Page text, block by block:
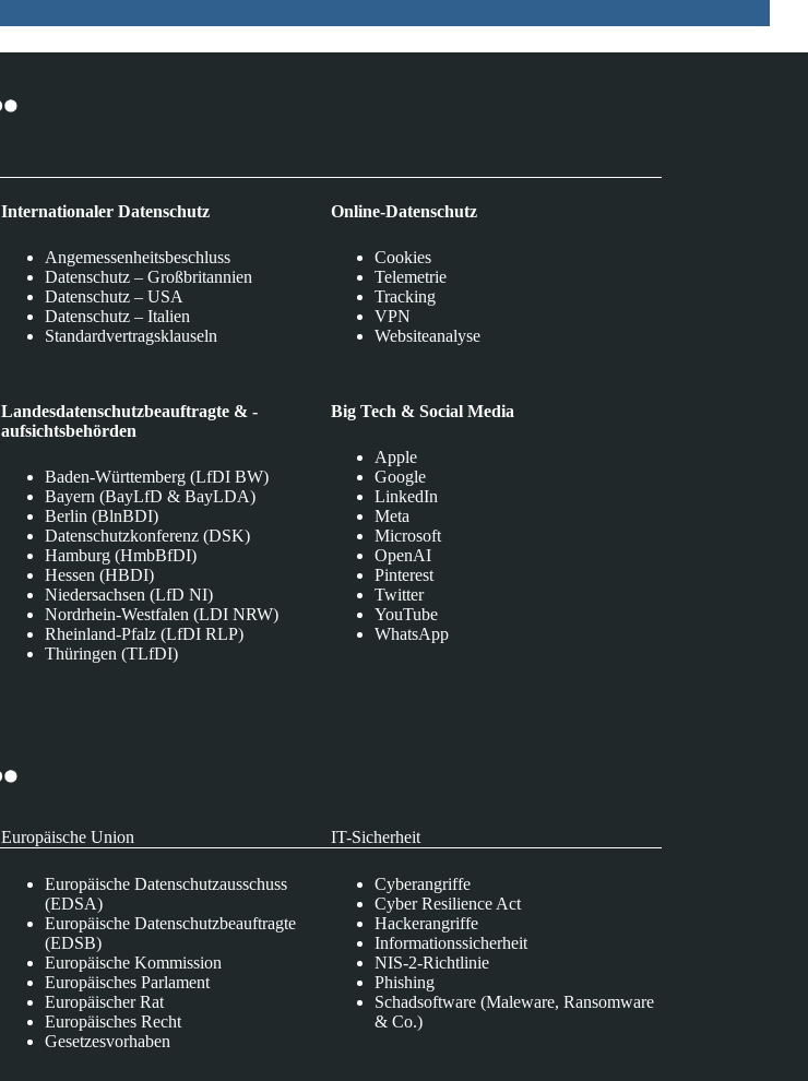
Internationaler Datenschutz
Angemessenheitsbeschluss
Datenschutz – Großbritannien
Datenschutz – USA
Datenschutz – Italien
Standardvertragsklauseln
Landesdatenschutzbeauftragte & -
aufsichtsbehörden
Baden-Württemberg (LfDI BW)
Bayern (BayLfD & BayLDA)
Berlin (BlnBDI)
Datenschutzkonferenz (DSK)
Hamburg (HmbBfDI)
Hessen (HBDI)
Niedersachsen (LfD NI)
Nordrhein-Westfalen (LDI NRW)
Rheinland-Pfalz (LfDI RLP)
Thüringen (TLfDI)
Online-Datenschutz
Cookies
Telemetrie
Tracking
VPN
Websiteanalyse
Big Tech & Social Media
Apple
Google
LinkedIn
Meta
Microsoft
OpenAI
Pinterest
Twitter
YouTube
WhatsApp
Europäische Union
Europäische Datenschutzausschuss
(EDSA)
Europäische Datenschutzbeauftragte
(EDSB)
Europäische Kommission
Europäisches Parlament
Europäischer Rat
Europäisches Recht
Gesetzesvorhaben
IT-Sicherheit
Cyberangriffe
Cyber Resilience Act
Hackerangriffe
Informationssicherheit
NIS-2-Richtlinie
Phishing
Schadsoftware (Maleware, Ransomware
& Co.)